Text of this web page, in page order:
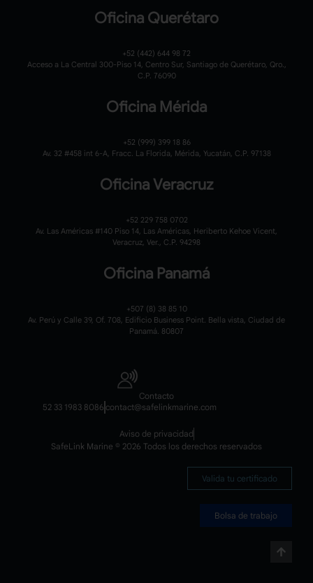
Oficina Querétaro
+52 (442) 644 98 72
Acceso a La Central 300-Piso 14, Centro Sur, Santiago de Querétaro, Qro.,
C.P. 76090
Oficina Mérida
+52 (999) 399 18 86
Av. 32 #458 int 6-A, Fracc. La Florida, Mérida, Yucatán, C.P. 97138
Oficina Veracruz
+52 229 758 0702
Av. Las Américas #140 Piso 14, Las Américas, Heriberto Kehoe Vicent,
Veracruz, Ver., C.P. 94298
Oficina Panamá
+507 (8) 38 85 10
Av. Perú y Calle 39, Of. 708, Edificio Business Point. Bella vista, Ciudad de
Panamá. 80807
Contacto
52 33 1983 8086 contact@safelinkmarine.com
Aviso de privacidad
SafeLink Marine © 2026 Todos los derechos reservados
Valida tu certificado
Bolsa de trabajo